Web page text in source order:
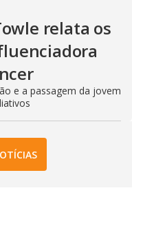
relata os
e a passagem da jovem